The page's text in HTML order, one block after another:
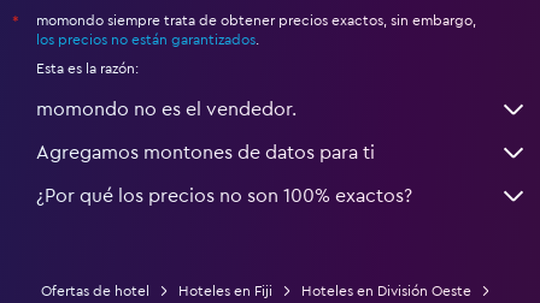
*
momondo siempre trata de obtener precios exactos, sin embargo,
los precios no están garantizados
Esta es la razón:
momondo no es el vendedor.
Agregamos montones de datos para ti
¿Por qué los precios no son 100% exactos?
Ofertas de hotel Hoteles en Fiji
Hoteles en División Oeste